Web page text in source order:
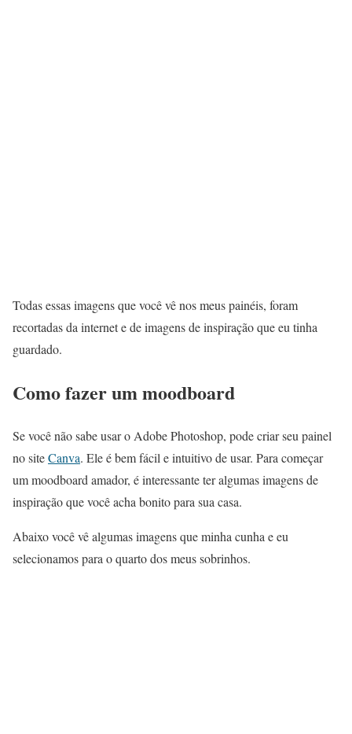
Todas essas imagens que você vê nos meus painéis, foram
recortadas da internet e de imagens de inspiração que eu tinha
guardado.
Como fazer um moodboard
Se você não sabe usar o Adobe Photoshop, pode criar seu painel
no siteCanva. Ele é bem fácil e intuitivo de usar. Para começar
um moodboard amador, é interessante ter algumas imagens de
inspiração que você acha bonito para sua casa.
Abaixo você vê algumas imagens que minha cunha e eu
selecionamos para o quarto dos meus sobrinhos.